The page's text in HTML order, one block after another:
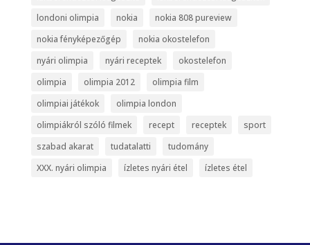
londoni olimpia
nokia
nokia 808 pureview
nokia fényképezőgép
nokia okostelefon
nyári olimpia
nyári receptek
okostelefon
olimpia
olimpia 2012
olimpia film
olimpiai játékok
olimpia london
olimpiákról szóló filmek
recept receptek
sport
szabad akarat
tudatalatti
tudomány
XXX. nyári olimpia
ízletes nyári étel ízletes étel